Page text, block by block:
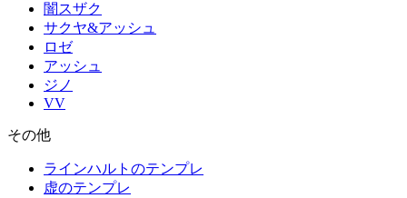
闇スザク
サクヤ&アッシュ
ロゼ
アッシュ
ジノ
VV
その他
ラインハルトのテンプレ
虚のテンプレ